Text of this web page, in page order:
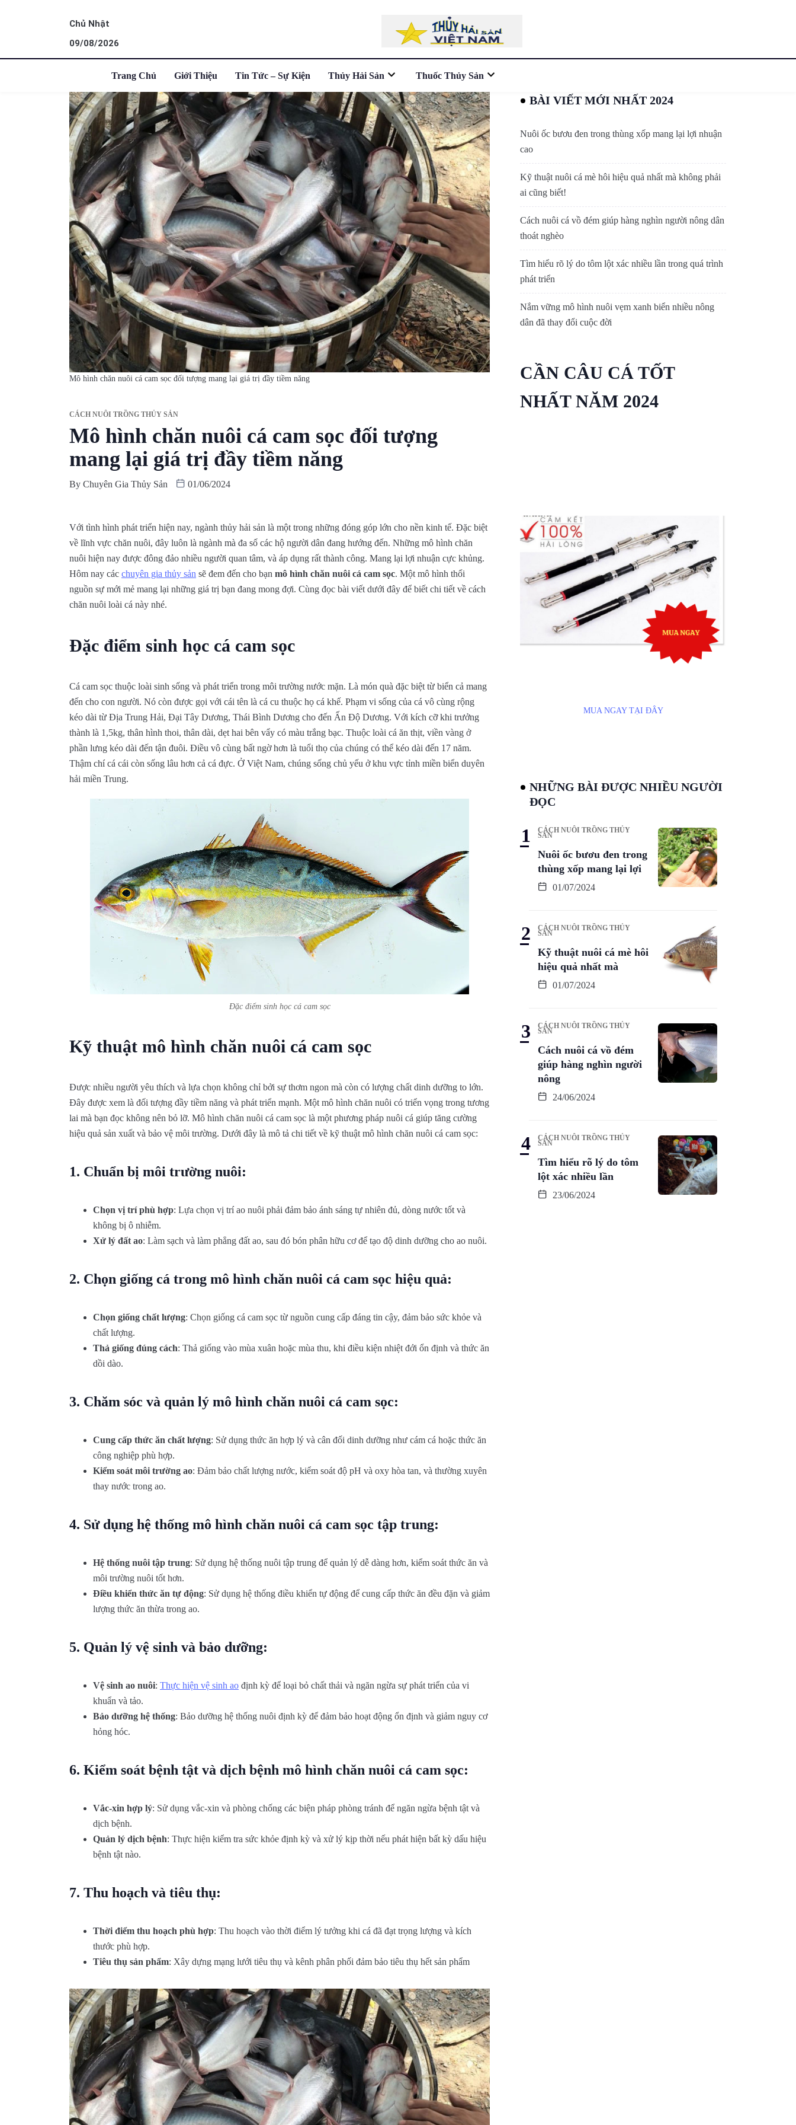
Chủ Nhật
09/08/2026
Trang Chủ Giới Thiệu Tin Tức – Sự Kiện Thủy Hải Sản Thuốc Thủy Sản
Mô hình chăn nuôi cá cam sọc đối tượng mang lại giá trị đầy tiềm năng
CÁCH NUÔI TRỒNG THỦY SẢN
Mô hình chăn nuôi cá cam sọc đối tượng
mang lại giá trị đầy tiềm năng
By Chuyên Gia Thủy Sản 01/06/2024
Với tình hình phát triển hiện nay, ngành thủy hải sản là một trong những đóng góp lớn cho nền kinh tế. Đặc biệt
về lĩnh vực chăn nuôi, đây luôn là ngành mà đa số các hộ người dân đang hướng đến. Những mô hình chăn
nuôi hiện nay được đông đảo nhiều người quan tâm, và áp dụng rất thành công. Mang lại lợi nhuận cực khủng.
Hôm nay các chuyên gia thủy sản sẽ đem đến cho bạn mô hình chăn nuôi cá cam sọc. Một mô hình thổi
nguồn sự mới mẻ mang lại những giá trị bạn đang mong đợi. Cùng đọc bài viết dưới đây để biết chi tiết về cách
chăn nuôi loài cá này nhé.
Đặc điểm sinh học cá cam sọc
Cá cam sọc thuộc loài sinh sống và phát triển trong môi trường nước mặn. Là món quà đặc biệt từ biển cả mang
đến cho con người. Nó còn được gọi với cái tên là cá cu thuộc họ cá khế. Phạm vi sống của cá vô cùng rộng
kéo dài từ Địa Trung Hải, Đại Tây Dương, Thái Bình Dương cho đến Ấn Độ Dương. Với kích cỡ khi trưởng
thành là 1,5kg, thân hình thoi, thân dài, dẹt hai bên vẩy có màu trắng bạc. Thuộc loài cá ăn thịt, viền vàng ở
phần lưng kéo dài đến tận đuôi. Điều vô cùng bất ngờ hơn là tuổi thọ của chúng có thể kéo dài đến 17 năm.
Thậm chí cá cái còn sống lâu hơn cả cá đực. Ở Việt Nam, chúng sống chủ yếu ở khu vực tỉnh miền biển duyên
hải miền Trung.
Đặc điểm sinh học cá cam sọc
Kỹ thuật mô hình chăn nuôi cá cam sọc
Được nhiều người yêu thích và lựa chọn không chỉ bởi sự thơm ngon mà còn có lượng chất dinh dưỡng to lớn.
Đây được xem là đối tượng đầy tiềm năng và phát triển mạnh. Một mô hình chăn nuôi có triển vọng trong tương
lai mà bạn đọc không nên bỏ lỡ. Mô hình chăn nuôi cá cam sọc là một phương pháp nuôi cá giúp tăng cường
hiệu quả sản xuất và bảo vệ môi trường. Dưới đây là mô tả chi tiết về kỹ thuật mô hình chăn nuôi cá cam sọc:
1. Chuẩn bị môi trường nuôi:
Chọn vị trí phù hợp: Lựa chọn vị trí ao nuôi phải đảm bảo ánh sáng tự nhiên đủ, dòng nước tốt và
không bị ô nhiễm.
Xử lý đất ao: Làm sạch và làm phẳng đất ao, sau đó bón phân hữu cơ để tạo độ dinh dưỡng cho ao nuôi.
2. Chọn giống cá trong mô hình chăn nuôi cá cam sọc hiệu quả:
Chọn giống chất lượng: Chọn giống cá cam sọc từ nguồn cung cấp đáng tin cậy, đảm bảo sức khỏe và
chất lượng.
Thả giống đúng cách: Thả giống vào mùa xuân hoặc mùa thu, khi điều kiện nhiệt đới ổn định và thức ăn
dồi dào.
3. Chăm sóc và quản lý mô hình chăn nuôi cá cam sọc:
Cung cấp thức ăn chất lượng: Sử dụng thức ăn hợp lý và cân đối dinh dưỡng như cám cá hoặc thức ăn
công nghiệp phù hợp.
Kiểm soát môi trường ao: Đảm bảo chất lượng nước, kiểm soát độ pH và oxy hòa tan, và thường xuyên
thay nước trong ao.
4. Sử dụng hệ thống mô hình chăn nuôi cá cam sọc tập trung:
Hệ thống nuôi tập trung: Sử dụng hệ thống nuôi tập trung để quản lý dễ dàng hơn, kiểm soát thức ăn và
môi trường nuôi tốt hơn.
Điều khiển thức ăn tự động: Sử dụng hệ thống điều khiển tự động để cung cấp thức ăn đều đặn và giảm
lượng thức ăn thừa trong ao.
5. Quản lý vệ sinh và bảo dưỡng:
Vệ sinh ao nuôi: Thực hiện vệ sinh ao định kỳ để loại bỏ chất thải và ngăn ngừa sự phát triển của vi
khuẩn và tảo.
Bảo dưỡng hệ thống: Bảo dưỡng hệ thống nuôi định kỳ để đảm bảo hoạt động ổn định và giảm nguy cơ
hỏng hóc.
6. Kiểm soát bệnh tật và dịch bệnh mô hình chăn nuôi cá cam sọc:
Vắc-xin hợp lý: Sử dụng vắc-xin và phòng chống các biện pháp phòng tránh để ngăn ngừa bệnh tật và
dịch bệnh.
Quản lý dịch bệnh: Thực hiện kiểm tra sức khỏe định kỳ và xử lý kịp thời nếu phát hiện bất kỳ dấu hiệu
bệnh tật nào.
7. Thu hoạch và tiêu thụ:
Thời điểm thu hoạch phù hợp: Thu hoạch vào thời điểm lý tưởng khi cá đã đạt trọng lượng và kích
thước phù hợp.
Tiêu thụ sản phẩm: Xây dựng mạng lưới tiêu thụ và kênh phân phối đảm bảo tiêu thụ hết sản phẩm
BÀI VIẾT MỚI NHẤT 2024
Nuôi ốc bươu đen trong thùng xốp mang lại lợi nhuận
cao
Kỹ thuật nuôi cá mè hôi hiệu quả nhất mà không phải
ai cũng biết!
Cách nuôi cá vồ đém giúp hàng nghìn người nông dân
thoát nghèo
Tìm hiểu rõ lý do tôm lột xác nhiều lần trong quá trình
phát triển
Nắm vững mô hình nuôi vẹm xanh biển nhiều nông
dân đã thay đổi cuộc đời
CẦN CÂU CÁ TỐT
NHẤT NĂM 2024
MUA NGAY TẠI ĐÂY
NHỮNG BÀI ĐƯỢC NHIỀU NGƯỜI
ĐỌC
CÁCH NUÔI TRỒNG THỦY
SẢN
Nuôi ốc bươu đen trong
thùng xốp mang lại lợi
01/07/2024
CÁCH NUÔI TRỒNG THỦY
SẢN
Kỹ thuật nuôi cá mè hôi
hiệu quả nhất mà
01/07/2024
CÁCH NUÔI TRỒNG THỦY
SẢN
Cách nuôi cá vồ đém
giúp hàng nghìn người
nông
24/06/2024
CÁCH NUÔI TRỒNG THỦY
SẢN
Tìm hiểu rõ lý do tôm
lột xác nhiều lần
23/06/2024